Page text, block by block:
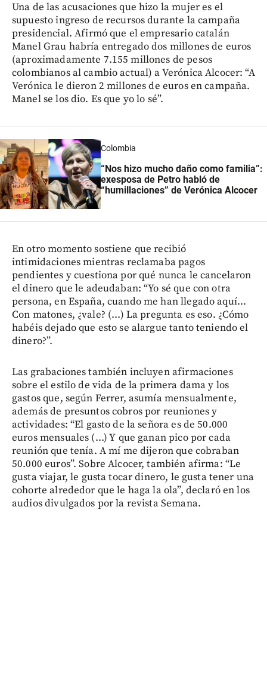
Una de las acusaciones que hizo la mujer es el
supuesto ingreso de recursos durante la campaña
presidencial. Afirmó que el empresario catalán
Manel Grau habría entregado dos millones de euros
(aproximadamente 7.155 millones de pesos
colombianos al cambio actual) a Verónica Alcocer: “A
Verónica le dieron 2 millones de euros en campaña.
Manel se los dio. Es que yo lo sé”.
Colombia
“Nos hizo mucho daño como familia”:
exesposa de Petro habló de
“humillaciones” de Verónica Alcocer
En otro momento sostiene que recibió
intimidaciones mientras reclamaba pagos
pendientes y cuestiona por qué nunca le cancelaron
el dinero que le adeudaban: “Yo sé que con otra
persona, en España, cuando me han llegado aquí...
Con matones, ¿vale? (...) La pregunta es eso. ¿Cómo
habéis dejado que esto se alargue tanto teniendo el
dinero?”.
Las grabaciones también incluyen afirmaciones
sobre el estilo de vida de la primera dama y los
gastos que, según Ferrer, asumía mensualmente,
además de presuntos cobros por reuniones y
actividades: “El gasto de la señora es de 50.000
euros mensuales (...) Y que ganan pico por cada
reunión que tenía. A mí me dijeron que cobraban
50.000 euros”. Sobre Alcocer, también afirma: “Le
gusta viajar, le gusta tocar dinero, le gusta tener una
cohorte alrededor que le haga la ola”, declaró en los
audios divulgados por la revista Semana.